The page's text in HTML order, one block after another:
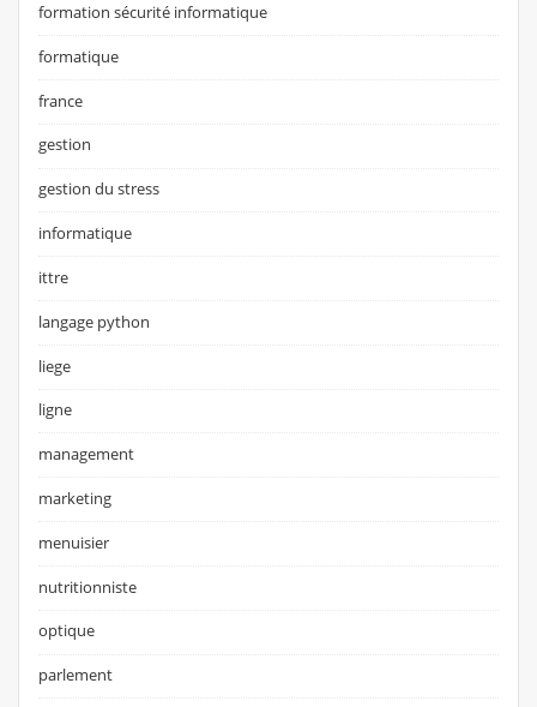
formation sécurité informatique
formatique
france
gestion
gestion du stress
informatique
ittre
langage python
liege
ligne
management
marketing
menuisier
nutritionniste
optique
parlement